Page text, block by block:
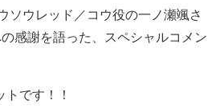
ソウレッド／コウ役の一ノ瀬颯さ
感謝を語った、スペシャルコメン
です！！